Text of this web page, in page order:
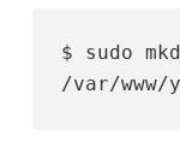
$ sudo
/var/www/